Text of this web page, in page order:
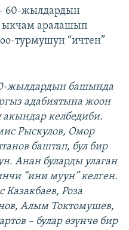
60-жылдардын
ыкчам аралашып
турмушун “ичтен”
жылдардын башында
адабиятына жоон
акындар келбедиби.
Рыскулов, Омор
баштап, бул бир
Анан буларды улаган
“ини муун” келген.
Роза
Алым Токтомушев,
– булар өзүнчө бир